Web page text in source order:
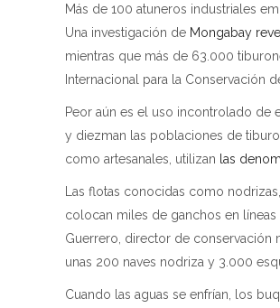
Más de 100 atuneros industriales
Una investigación de Mongabay
mientras que más de 63.000
Internacional para la Conservación
Peor aún es el uso incontrolado de
y diezman las poblaciones de
como artesanales, utilizan las
Las flotas conocidas como
colocan miles de ganchos en líneas
Guerrero, director de conservación
unas 200 naves nodriza y 3.000
Cuando las aguas se enfrían, los